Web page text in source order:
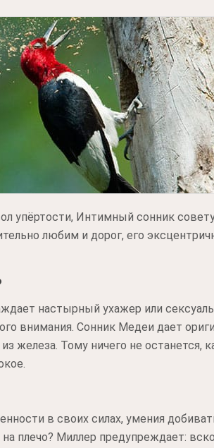
упёртости, Интимный сонник
любим и дорог, его
настырный ухажер или
внимания. Сонник Медеи дает
железа. Тому ничего не останется,
в своих силах, умения
плечо? Миллер предупреждает: